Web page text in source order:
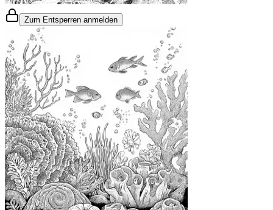
Zum Entsperren anmelden